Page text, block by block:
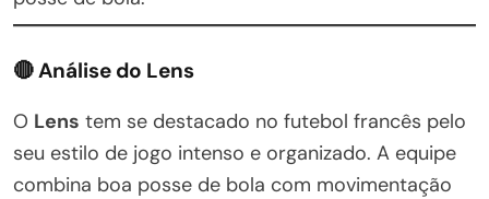
🔴 Análise do Lens
O Lens tem se destacado no futebol francês pelo
seu estilo de jogo intenso e organizado. A equipe
combina boa posse de bola com movimentação